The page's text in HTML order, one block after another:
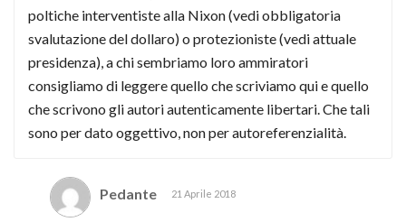
poltiche interventiste alla Nixon (vedi obbligatoria
svalutazione del dollaro) o protezioniste (vedi attuale
presidenza), a chi sembriamo loro ammiratori
consigliamo di leggere quello che scriviamo qui e quello
che scrivono gli autori autenticamente libertari. Che tali
sono per dato oggettivo, non per autoreferenzialità.
Pedante 21 Aprile 2018